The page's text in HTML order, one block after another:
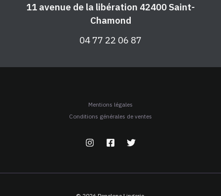
11 avenue de la libération 42400 Saint-
Chamond
04 77 22 06 87
Mentions légales
Conditions générales de ventes